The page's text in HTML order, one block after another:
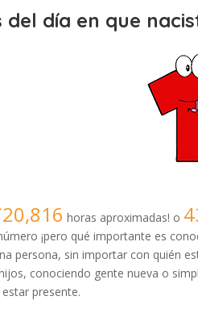
del día en que
horas aproximadas! o
¡pero qué importante es
persona, sin importar con quién
conociendo gente nueva o
presente.